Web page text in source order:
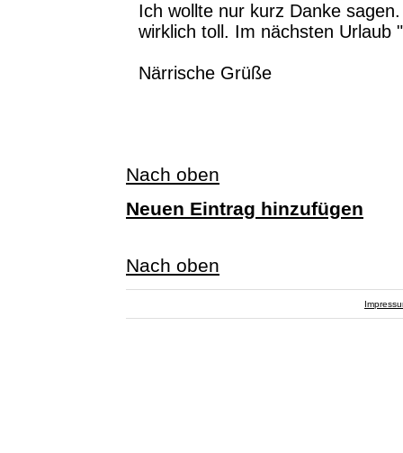
Ich wollte nur kurz Danke
wirklich toll. Im nächsten Urlaub
Närrische Grüße
Nach oben
Neuen Eintrag hinzufügen
Nach oben